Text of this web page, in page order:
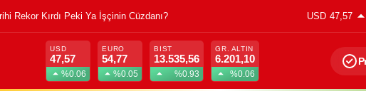
Rekor Kırdı Peki Ya İşçinin Cüzdanı? USD 47,57
USD
47,57
%0.06
EURO
54,77
%0.05
BIST
13.535,56
%0.93
GR. ALTIN
6.201,10
%0.06